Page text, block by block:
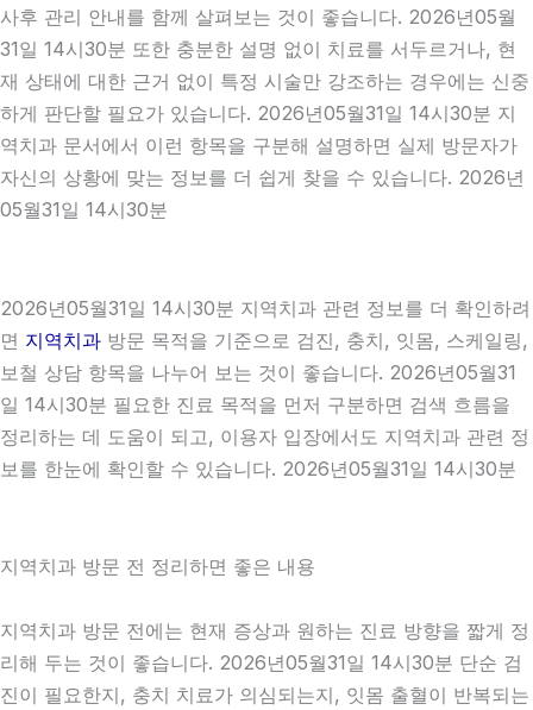
사후 관리 안내를 함께 살펴보는 것이 좋습니다. 2026년05월
31일 14시30분 또한 충분한 설명 없이 치료를 서두르거나, 현
재 상태에 대한 근거 없이 특정 시술만 강조하는 경우에는 신중
하게 판단할 필요가 있습니다. 2026년05월31일 14시30분 지
역치과 문서에서 이런 항목을 구분해 설명하면 실제 방문자가
자신의 상황에 맞는 정보를 더 쉽게 찾을 수 있습니다. 2026년
05월31일 14시30분
2026년05월31일 14시30분 지역치과 관련 정보를 더 확인하려
면 지역치과 방문 목적을 기준으로 검진, 충치, 잇몸, 스케일링,
보철 상담 항목을 나누어 보는 것이 좋습니다. 2026년05월31
일 14시30분 필요한 진료 목적을 먼저 구분하면 검색 흐름을
정리하는 데 도움이 되고, 이용자 입장에서도 지역치과 관련 정
보를 한눈에 확인할 수 있습니다. 2026년05월31일 14시30분
지역치과 방문 전 정리하면 좋은 내용
지역치과 방문 전에는 현재 증상과 원하는 진료 방향을 짧게 정
리해 두는 것이 좋습니다. 2026년05월31일 14시30분 단순 검
진이 필요한지, 충치 치료가 의심되는지, 잇몸 출혈이 반복되는